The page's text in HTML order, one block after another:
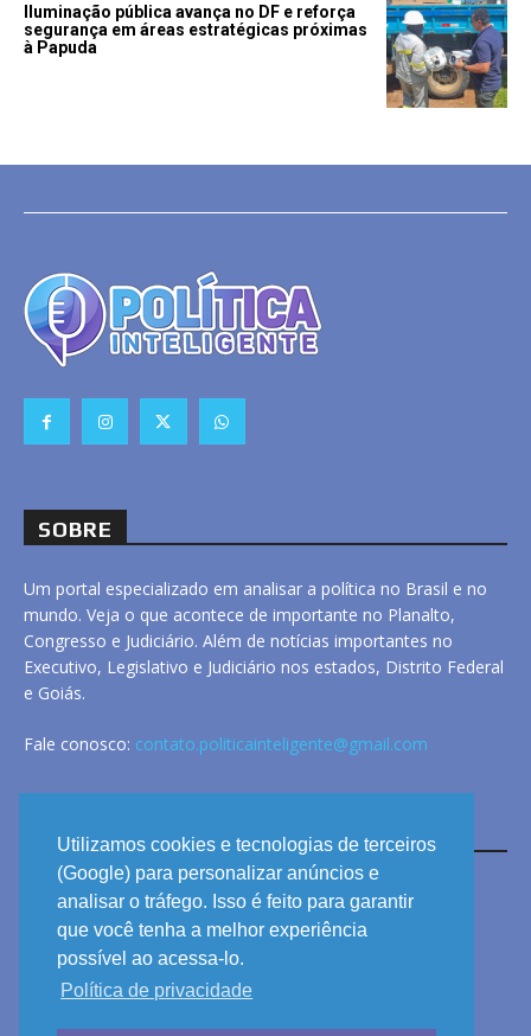
Utilizamos cookies e tecnologias de terceiros
(Google) para personalizar anúncios e
analisar o tráfego. Isso é feito para garantir
que você tenha a melhor experiência
possível ao acessa-lo.
Política de privacidade
Iluminação pública avança no DF e reforça
segurança em áreas estratégicas próximas
à Papuda
SOBRE
Um portal especializado em analisar a política no Brasil e no
mundo. Veja o que acontece de importante no Planalto,
Congresso e Judiciário. Além de notícias importantes no
Executivo, Legislativo e Judiciário nos estados, Distrito Federal
e Goiás.
Fale conosco: contato.politicainteligente@gmail.com
LINKS
ANUNCIE
PRIVACIDADE
CONTATO